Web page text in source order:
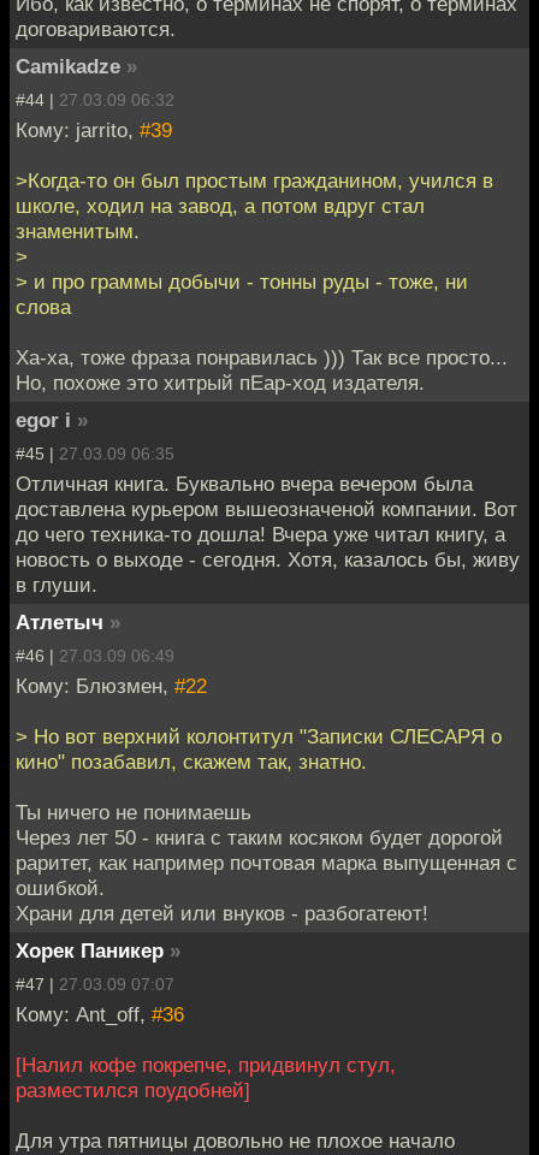
договариваются.
Camikadze »
#44 | 27.03.09 06:32
Кому: jarrito, #39
>Когда-то он был простым гражданином, учился в
школе, ходил на завод, а потом вдруг стал
знаменитым.
>
> и про граммы добычи - тонны руды - тоже, ни
слова
Ха-ха, тоже фраза понравилась ))) Так все просто...
Но, похоже это хитрый пЕар-ход издателя.
egor i »
#45 | 27.03.09 06:35
Отличная книга. Буквально вчера вечером была
доставлена курьером вышеозначеной компании. Вот
до чего техника-то дошла! Вчера уже читал книгу, а
новость о выходе - сегодня. Хотя, казалось бы, живу
в глуши.
Атлетыч »
#46 | 27.03.09 06:49
Кому: Блюзмен, #22
> Но вот верхний колонтитул "Записки СЛЕСАРЯ о
кино" позабавил, скажем так, знатно.
Ты ничего не понимаешь
Через лет 50 - книга с таким косяком будет дорогой
раритет, как например почтовая марка выпущенная с
ошибкой.
Храни для детей или внуков - разбогатеют!
Хорек Паникер »
#47 | 27.03.09 07:07
Кому: Ant_off, #36
[Налил кофе покрепче, придвинул стул,
разместился поудобней]
Для утра пятницы довольно не плохое начало